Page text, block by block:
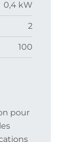
0,4 kW
2
100
pour